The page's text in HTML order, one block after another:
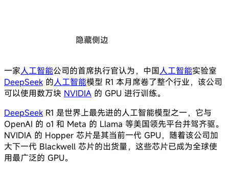
隐藏侧边
一家人工智能公司的首席执行官认为，中国人工智能实验室
DeepSeek 的人工智能模型 R1 本月席卷了整个行业，该公司
可以使用数万块 NVIDIA 的 GPU 进行训练。
DeepSeek R1 是世界上最先进的人工智能模型之一，它与
OpenAI 的 o1 和 Meta 的 Llama 等美国领先平台并驾齐驱。
NVIDIA 的 Hopper 芯片是其当前一代 GPU，随着该公司加
大下一代 Blackwell 芯片的出货量，这些芯片已成为全球使
用最广泛的 GPU。